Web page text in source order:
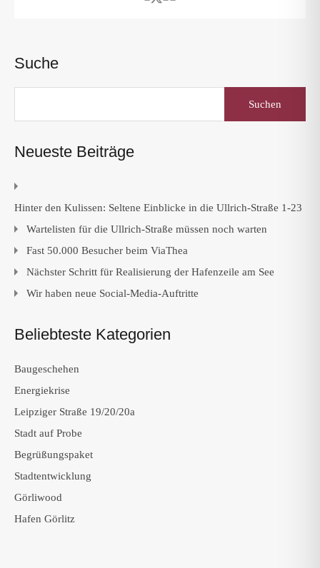
Suche
Neueste Beiträge
Hinter den Kulissen: Seltene Einblicke in die Ullrich-Straße 1-23
Wartelisten für die Ullrich-Straße müssen noch warten
Fast 50.000 Besucher beim ViaThea
Nächster Schritt für Realisierung der Hafenzeile am See
Wir haben neue Social-Media-Auftritte
Beliebteste Kategorien
Baugeschehen
Energiekrise
Leipziger Straße 19/20/20a
Stadt auf Probe
Begrüßungspaket
Stadtentwicklung
Görliwood
Hafen Görlitz